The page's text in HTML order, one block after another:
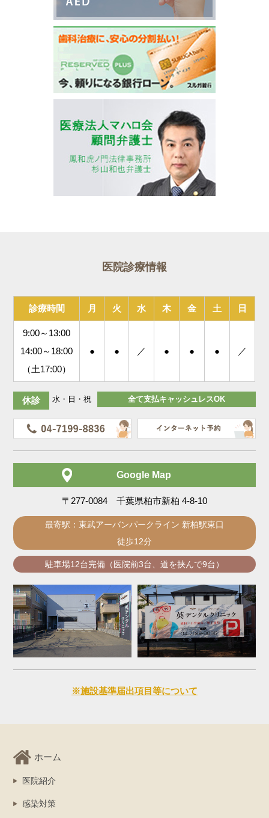
医院診療情報
診療時間 月 火 水 木 金 土 日
9:00～13:00
14:00～18:00
（土17:00）
● ● ／ ● ● ● ／
休診 水・日・祝 全て支払キャッシュレスOK
Google Map
〒277-0084 千葉県柏市新柏 4-8-10
最寄駅：東武アーバンパークライン 新柏駅東口
徒歩12分
駐車場12台完備（医院前3台、道を挟んで9台）
※施設基準届出項目等について
ホーム
医院紹介
感染対策